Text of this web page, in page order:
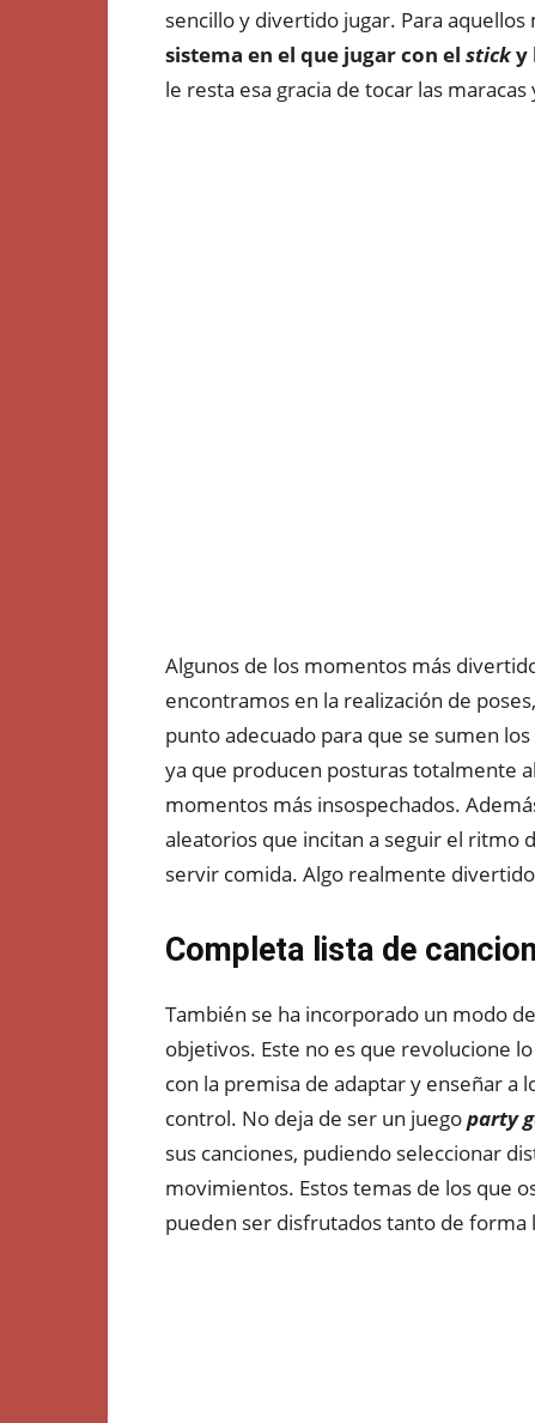
sencillo y divertido jugar. Para
sistema en el que jugar con el sticky
le resta esa gracia de tocar las maracas
Algunos de los momentos más
encontramos en la realización de
punto adecuado para que se sumen
ya que producen posturas totalmente
momentos más insospechados.
aleatorios que incitan a seguir el ritmo
servir comida. Algo realmente
Completa lista de
También se ha incorporado un modo
objetivos. Este no es que revolucione
con la premisa de adaptar y enseñar a
control. No deja de ser un juegoparty
sus canciones, pudiendo seleccionar
movimientos. Estos temas de los que
pueden ser disfrutados tanto de forma